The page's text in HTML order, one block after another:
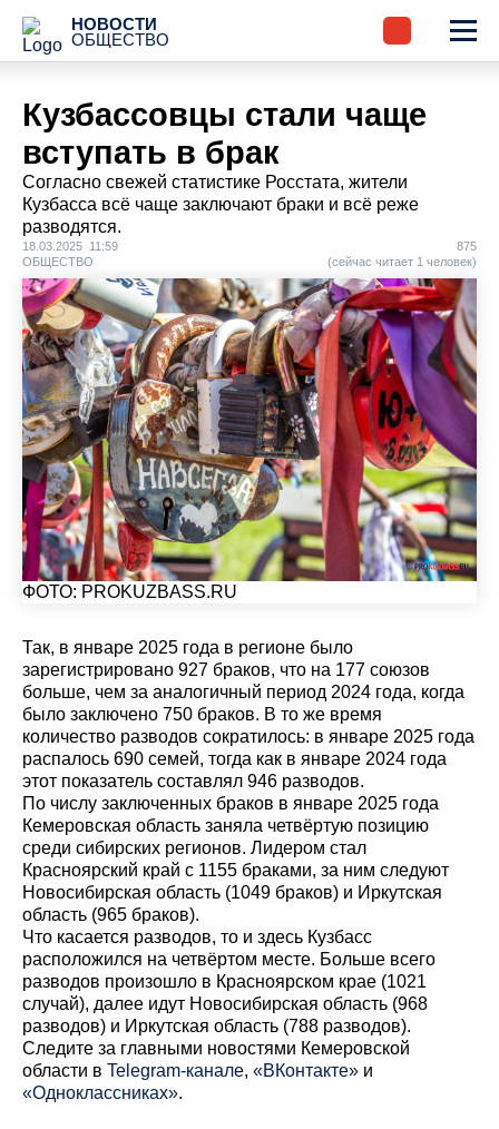
НОВОСТИ
ОБЩЕСТВО
Кузбассовцы стали чаще
вступать в брак
Согласно свежей статистике Росстата, жители
Кузбасса всё чаще заключают браки и всё реже
разводятся.
18.03.2025 11:59
ОБЩЕСТВО
875
(сейчас читает 1 человек)
ФОТО: PROKUZBASS.RU
Так, в январе 2025 года в регионе было
зарегистрировано 927 браков, что на 177 союзов
больше, чем за аналогичный период 2024 года, когда
было заключено 750 браков. В то же время
количество разводов сократилось: в январе 2025 года
распалось 690 семей, тогда как в январе 2024 года
этот показатель составлял 946 разводов.
По числу заключенных браков в январе 2025 года
Кемеровская область заняла четвёртую позицию
среди сибирских регионов. Лидером стал
Красноярский край с 1155 браками, за ним следуют
Новосибирская область (1049 браков) и Иркутская
область (965 браков).
Что касается разводов, то и здесь Кузбасс
расположился на четвёртом месте. Больше всего
разводов произошло в Красноярском крае (1021
случай), далее идут Новосибирская область (968
разводов) и Иркутская область (788 разводов).
Cледите за главными новостями Кемеровской
области в Telegram-канале, «ВКонтакте» и
«Одноклассниках».